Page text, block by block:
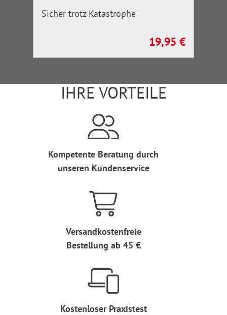
Sicher trotz Katastrophe
Regulärer Preis:
19,95 €
IHRE VORTEILE
Kompetente Beratung durch
unseren Kundenservice
Versandkostenfreie
Bestellung ab 45 €
Kostenloser Praxistest